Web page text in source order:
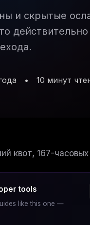
и скрытые
• 10 минут
квот, 167-
tools
like this one —